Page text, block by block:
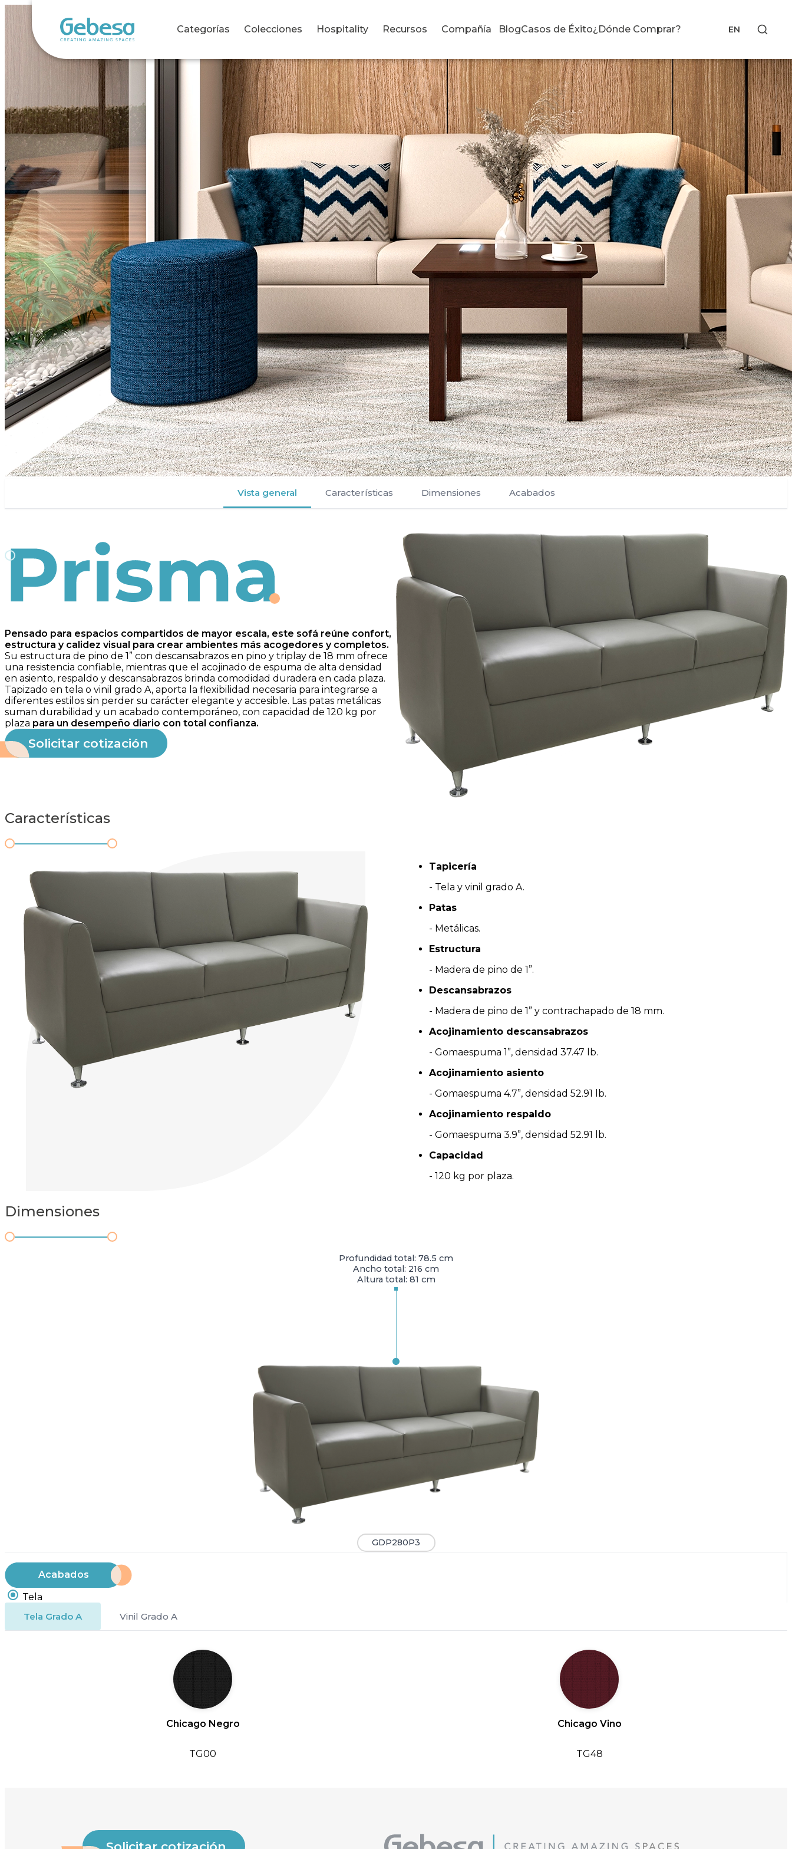
Categorías Colecciones Hospitality Recursos Compañía BlogCasos de Éxito¿Dónde Comprar? EN
Vista general Características Dimensiones Acabados
Prisma
Pensado para espacios compartidos de mayor escala, este sofá reúne confort,
estructura y calidez visual para crear ambientes más acogedores y completos.
Su estructura de pino de 1” con descansabrazos en pino y triplay de 18 mm ofrece
una resistencia confiable, mientras que el acojinado de espuma de alta densidad
en asiento, respaldo y descansabrazos brinda comodidad duradera en cada plaza.
Tapizado en tela o vinil grado A, aporta la flexibilidad necesaria para integrarse a
diferentes estilos sin perder su carácter elegante y accesible. Las patas metálicas
suman durabilidad y un acabado contemporáneo, con capacidad de 120 kg por
plaza para un desempeño diario con total confianza.
Solicitar cotización
Características
Tapicería
- Tela y vinil grado A.
Patas
- Metálicas.
Estructura
- Madera de pino de 1”.
Descansabrazos
- Madera de pino de 1” y contrachapado de 18 mm.
Acojinamiento descansabrazos
- Gomaespuma 1”, densidad 37.47 lb.
Acojinamiento asiento
- Gomaespuma 4.7”, densidad 52.91 lb.
Acojinamiento respaldo
- Gomaespuma 3.9”, densidad 52.91 lb.
Capacidad
- 120 kg por plaza.
Dimensiones
Profundidad total: 78.5 cm
Ancho total: 216 cm
Altura total: 81 cm
GDP280P3
Acabados
Tela
Tela Grado A
Vinil Grado A
Chicago Negro
TG00
Chicago Vino
TG48